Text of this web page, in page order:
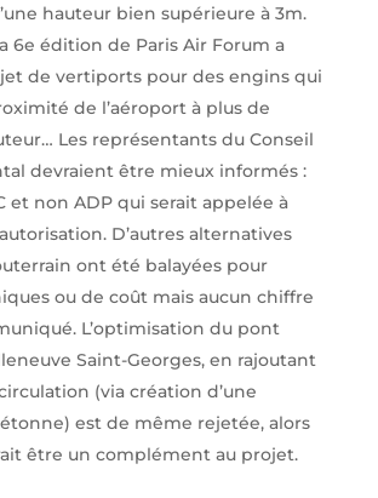
hauteur bien supérieure à 3m.
6e édition de Paris Air Forum a
de vertiports pour des engins qui
de l’aéroport à plus de
Les représentants du Conseil
devraient être mieux informés :
et non ADP qui serait appelée à
D’autres alternatives
ont été balayées pour
ou de coût mais aucun chiffre
L’optimisation du pont
Saint-Georges, en rajoutant
(via création d’une
est de même rejetée, alors
être un complément au projet.